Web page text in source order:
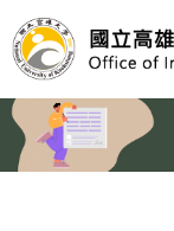
跳
到
主
要
內
容